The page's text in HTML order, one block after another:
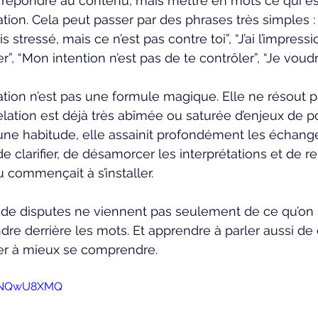
Cela peut passer par des phrases très simples :
stressé, mais ce n’est pas contre toi”, “J’ai
“Mon intention n’est pas de te contrôler”, “Je
n’est pas une formule magique. Elle ne résout
est déjà très abîmée ou saturée d’enjeux de
habitude, elle assainit profondément les
clarifier, de désamorcer les interprétations et de
à s’installer.
disputes ne viennent pas seulement de ce
derrière les mots. Et apprendre à parler aussi de
à mieux se comprendre.